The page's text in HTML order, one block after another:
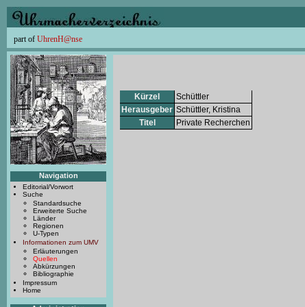
part of UhrenH@nse
Navigation
Editorial/Vorwort
Suche
Standardsuche
Erweiterte Suche
Länder
Regionen
U-Typen
Informationen zum UMV
Erläuterungen
Quellen
Abkürzungen
Bibliographie
Impressum
Home
Kürzel
Schüttler
Herausgeber Schüttler, Kristina
Titel
Private Recherchen